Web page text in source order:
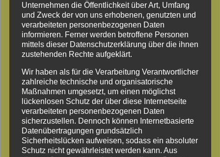
Henry bei der Arbeit
Unternehmen die Öffentlichkeit über Art, Umfang
und Zweck der von uns erhobenen, genutzten und
verarbeiteten personenbezogenen Daten
informieren. Ferner werden betroffene Personen
mittels dieser Datenschutzerklärung über die ihnen
zustehenden Rechte aufgeklärt.
Wir haben als für die Verarbeitung Verantwortlicher
zahlreiche technische und organisatorische
Maßnahmen umgesetzt, um einen möglichst
lückenlosen Schutz der über diese Internetseite
verarbeiteten personenbezogenen Daten
sicherzustellen. Dennoch können Internetbasierte
Datenübertragungen grundsätzlich
Sicherheitslücken aufweisen, sodass ein absoluter
Schutz nicht gewährleistet werden kann. Aus